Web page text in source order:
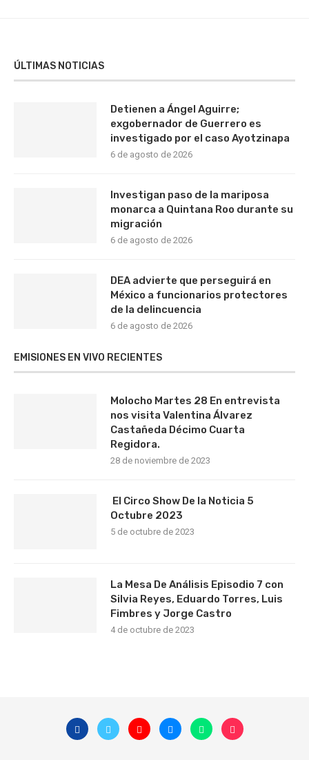
ÚLTIMAS NOTICIAS
Detienen a Ángel Aguirre;
exgobernador de Guerrero es
investigado por el caso Ayotzinapa
6 de agosto de 2026
Investigan paso de la mariposa
monarca a Quintana Roo durante su
migración
6 de agosto de 2026
DEA advierte que perseguirá en
México a funcionarios protectores
de la delincuencia
6 de agosto de 2026
EMISIONES EN VIVO RECIENTES
Molocho Martes 28 En entrevista
nos visita Valentina Álvarez
Castañeda Décimo Cuarta
Regidora.
28 de noviembre de 2023
El Circo Show De la Noticia 5
Octubre 2023
5 de octubre de 2023
La Mesa De Análisis Episodio 7 con
Silvia Reyes, Eduardo Torres, Luis
Fimbres y Jorge Castro
4 de octubre de 2023